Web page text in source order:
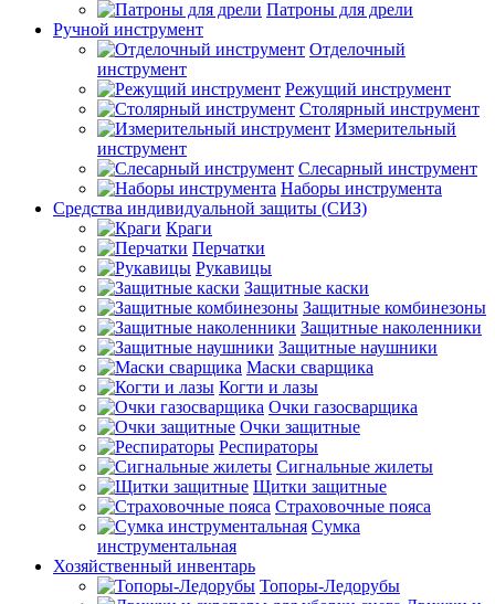
Патроны для дрели
Ручной инструмент
Отделочный
инструмент
Режущий инструмент
Столярный инструмент
Измерительный
инструмент
Слесарный инструмент
Наборы инструмента
Средства индивидуальной защиты (СИЗ)
Краги
Перчатки
Рукавицы
Защитные каски
Защитные комбинезоны
Защитные наколенники
Защитные наушники
Маски сварщика
Когти и лазы
Очки газосварщика
Очки защитные
Респираторы
Сигнальные жилеты
Щитки защитные
Страховочные пояса
Сумка
инструментальная
Хозяйственный инвентарь
Топоры-Ледорубы